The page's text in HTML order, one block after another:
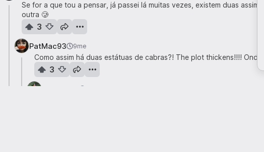
Se for a que tou a pensar, já passei lá muitas vezes, existem duas assim
outra 🥲
3
PatMac93 9me
Como assim há duas estátuas de cabras?! The plot thickens!!!! Onde
3